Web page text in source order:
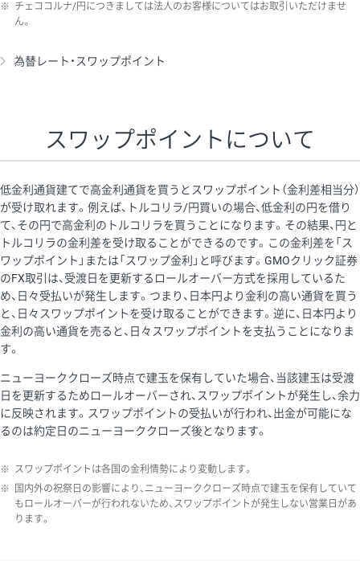
※ チェココルナ/円につきましては法人のお客様についてはお取引いただけませ
ん。
為替レート・スワップポイント
スワップポイントについて
低金利通貨建てで高金利通貨を買うとスワップポイント（金利差相当分）
が受け取れます。例えば、トルコリラ/円買いの場合、低金利の円を借り
て、その円で高金利のトルコリラを買うことになります。その結果、円と
トルコリラの金利差を受け取ることができるのです。この金利差を「ス
ワップポイント」または「スワップ金利」と呼びます。GMOクリック証券
のFX取引は、受渡日を更新するロールオーバー方式を採用しているた
め、日々受払いが発生します。つまり、日本円より金利の高い通貨を買う
と、日々スワップポイントを受け取ることができます。逆に、日本円より
金利の高い通貨を売ると、日々スワップポイントを支払うことになりま
す。
ニューヨーククローズ時点で建玉を保有していた場合、当該建玉は受渡
日を更新するためロールオーバーされ、スワップポイントが発生し、余力
に反映されます。スワップポイントの受払いが行われ、出金が可能にな
るのは約定日のニューヨーククローズ後となります。
※ スワップポイントは各国の金利情勢により変動します。
※
国内外の祝祭日の影響により、ニューヨーククローズ時点で建玉を保有していて
もロールオーバーが行われないため、スワップポイントが発生しない営業日があ
ります。